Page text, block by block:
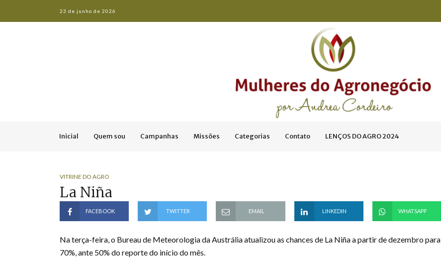
23 de junho de 2026
Inicial Quem sou Campanhas Missões Categorias Contato LENÇOS DO AGRO 2024
VITRINE DO AGRO
La Niña
FACEBOOK TWITTER EMAIL LINKEDIN WHATSAPP
Na terça-feira, o Bureau de Meteorologia da Austrália atualizou as chances de La Niña a partir de dezembro para
70%, ante 50% do reporte do início do mês.